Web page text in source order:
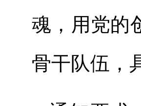
魂，用党的
骨干队伍，